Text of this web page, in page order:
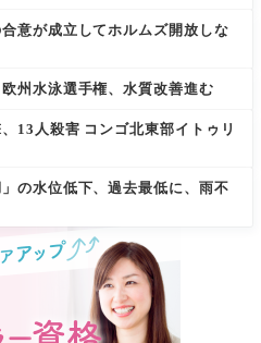
意が成立してホルムズ開放しな
州水泳選手権、水質改善進む
13人殺害 コンゴ北東部イトゥリ
の水位低下、過去最低に、雨不